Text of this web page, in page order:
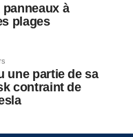
panneaux à
plages
une partie de sa
contraint de